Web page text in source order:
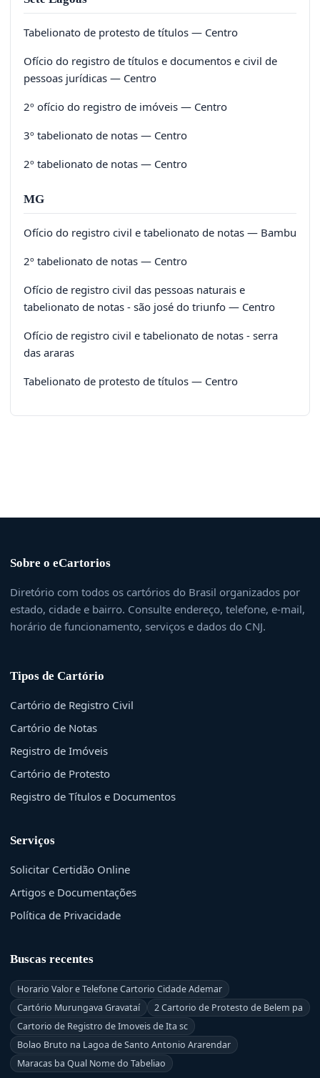
Tabelionato de protesto de títulos — Centro
Ofício do registro de títulos e documentos e civil de
pessoas jurídicas — Centro
2º ofício do registro de imóveis — Centro
3º tabelionato de notas — Centro
2º tabelionato de notas — Centro
MG
Ofício do registro civil e tabelionato de notas — Bambu
2º tabelionato de notas — Centro
Ofício de registro civil das pessoas naturais e
tabelionato de notas - são josé do triunfo — Centro
Ofício de registro civil e tabelionato de notas - serra
das araras
Tabelionato de protesto de títulos — Centro
Sobre o eCartorios
Diretório com todos os cartórios do Brasil organizados por
estado, cidade e bairro. Consulte endereço, telefone, e-mail,
horário de funcionamento, serviços e dados do CNJ.
Tipos de Cartório
Cartório de Registro Civil
Cartório de Notas
Registro de Imóveis
Cartório de Protesto
Registro de Títulos e Documentos
Serviços
Solicitar Certidão Online
Artigos e Documentações
Política de Privacidade
Buscas recentes
Horario Valor e Telefone Cartorio Cidade Ademar
Cartório Murungava Gravataí
2 Cartorio de Protesto de Belem pa
Cartorio de Registro de Imoveis de Ita sc
Bolao Bruto na Lagoa de Santo Antonio Ararendar
Maracas ba Qual Nome do Tabeliao